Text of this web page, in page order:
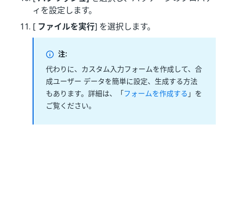
ィを設定します。
[ ファイルを実行] を選択します。
注:
代わりに、カスタム入力フォームを作成して、合
成ユーザー データを簡単に設定、生成する方法
もあります。詳細は、「フォームを作成する 」を
ご覧ください。